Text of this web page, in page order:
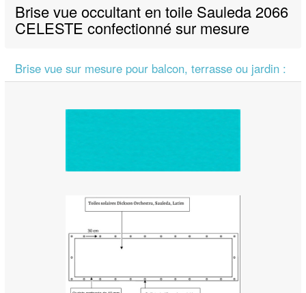
Brise vue occultant en toile Sauleda 2066
CELESTE confectionné sur mesure
Brise vue sur mesure pour balcon, terrasse ou jardin :